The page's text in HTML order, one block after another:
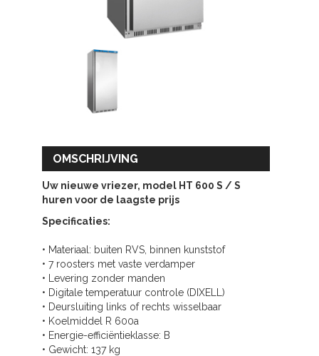
OMSCHRIJVING
Uw nieuwe vriezer, model HT 600 S / S
huren voor de laagste prijs
Specificaties:
• Materiaal: buiten RVS, binnen kunststof
• 7 roosters met vaste verdamper
• Levering zonder manden
• Digitale temperatuur controle (DIXELL)
• Deursluiting links of rechts wisselbaar
• Koelmiddel R 600a
• Energie-efficiëntieklasse: B
• Gewicht: 137 kg